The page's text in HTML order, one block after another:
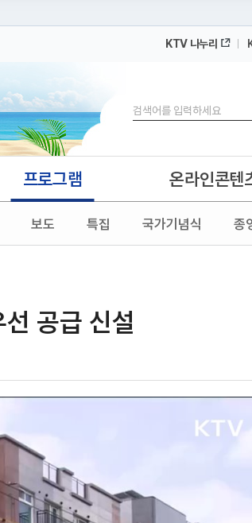
확인해 보세요
KTV 나누리
검색
프로그램
보도 특집 국가기념식 종
온라인콘텐
공급 신설